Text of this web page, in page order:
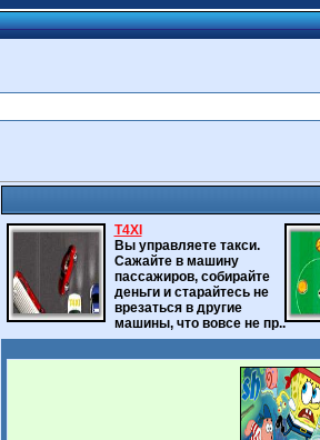
T4XI
Вы управляете такси.
Сажайте в машину
пассажиров, собирайте
деньги и старайтесь не
врезаться в другие
машины, что вовсе не пр..